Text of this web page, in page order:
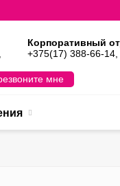
,
Корпоративный
+375(17) 388-66-14,
мне